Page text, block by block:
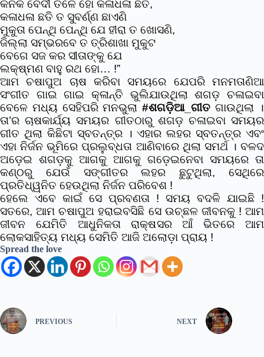
କନକ ବେଦୀ ତଳେ ହୋ କଳାଧଳା ଛତି,
କଳାଧଳା ଛତି ତ ସୁବର୍ଣ୍ଣ ଛାଏଣି
ମୁକୁତା ପେନ୍ଥି ପେନ୍ଥି ଯେ ହୀରା ତ ଖୋସଣି,
ଜିଲ୍ଲା ସମ୍ଭରବେ ତ ତ୍ରିଶାଖା ମୁକୁଟ
ବେଗେ ସଜ କର ସୀତାଙ୍କୁ ଯେ
ଲକ୍ଷ୍ମଣ ବାହୁ ରଥ ହୋ… !”
ଆମ ଚଷାପୁଅ ଚାଷ କରିବା ସମୟରେ ଯେପରି ମନମତାଣିଆ
ସଂଗୀତ ଗାଇ ଗାଇ କ୍ଳାନ୍ତି ଭୁଲିଯାଉଥିଲା ଶଗଡ଼ ଚଳାଇବା
ବେଳେ ମଧ୍ୟ ସେହିପରି ମନଭୁଲା#ଶଗଡ଼ିଆ_ଗୀତ ଗାଉଥିଲା ।
ତା’ର ଚାଷକାର୍ଯ୍ୟ ସମୟର ଗୀତଠାରୁ ଶଗଡ଼ ଚଳାଇବା ସମୟର
ଗୀତ ଥିଲା କିଛିଟା ସ୍ବତନ୍ତ୍ର । ଏହାର ଲହର ସ୍ବତନ୍ତ୍ର ଏବଂ
ଏହା ନିର୍ଜନ ଭୂମିରେ ପ୍ରଲୁବ୍ଧତା ଆଣିବାରେ ଥିଲା ସମର୍ଥ । ବଳଦ
ଅଡ଼େଇ ଶଗଡ଼କୁ ଆଗକୁ ଆଗକୁ ଗଡ଼େଇନେବା ସମୟରେ ତା
କଣ୍ଠରୁ ଯେଉଁ ସଙ୍ଗୀତର ଲହର ଛୁଟୁଥିଲା, ସେଥିରେ
ପ୍ରତିଧ୍ୱନିତ ହେଉଥିଲା ନିର୍ଜନ ପରିବେଶ !
ହେଲେ ଏବେ କାଇଁ ସେ ପ୍ରବଣତା ! ସମୟ ବଦଳି ଯାଇଛି !
ସତରେ, ଆମ ଚଷାପୁଅ ହରାଇବସିଛି ସେ ଉଚ୍ଛଳ ଜୀବନକୁ ! ଆମ
ଜୀବନ ଯେମିତି ଆଧୁନିକତା ରାକ୍ଷସର ଆଁ ଭିତରେ ଆମ
ଲୋକସାହିତ୍ୟ ମଧ୍ୟ ସେମିତି ଆଜି ଅଲୋଡ଼ା ପ୍ରାୟ !
Spread the love
PREVIOUS NEXT